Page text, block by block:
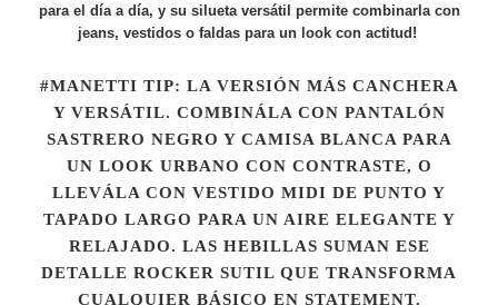
para el día a día, y su silueta versátil permite combinarla con
jeans, vestidos o faldas para un look con actitud!
#MANETTI TIP: LA VERSIÓN MÁS CANCHERA
Y VERSÁTIL. COMBINÁLA CON PANTALÓN
SASTRERO NEGRO Y CAMISA BLANCA PARA
UN LOOK URBANO CON CONTRASTE, O
LLEVÁLA CON VESTIDO MIDI DE PUNTO Y
TAPADO LARGO PARA UN AIRE ELEGANTE Y
RELAJADO. LAS HEBILLAS SUMAN ESE
DETALLE ROCKER SUTIL QUE TRANSFORMA
CUALQUIER BÁSICO EN STATEMENT.